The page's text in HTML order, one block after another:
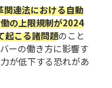
関連法における自動
の上限規制が2024
起こる諸問題のこと
ーの働き方に影響す
が低下する恐れがあ